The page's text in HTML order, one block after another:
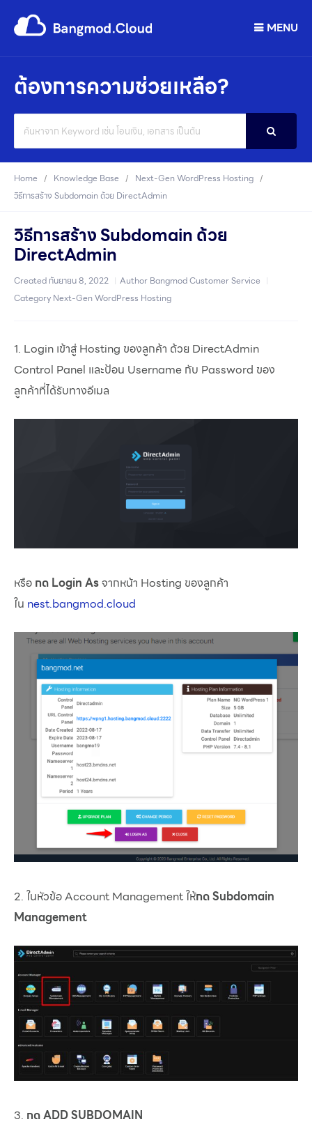
MENU
ต้องการความช่วยเหลือ?
For
Home Knowledge Base
Next-Gen WordPress Hosting
วิธีการสร้าง Subdomain ด้วย DirectAdmin
วิธีการสร้าง Subdomain ด้วย
DirectAdmin
Created กันยายน 8, 2022 Author Bangmod Customer Service
Category Next-Gen WordPress Hosting
1. Login เข้าสู่ Hosting ของลูกค้า ด้วย DirectAdmin
Control Panel และป้อน Username กับ Password ของ
ลูกค้าที่ได้รับทางอีเมล
หรือ กด Login Asจากหน้า Hosting ของลูกค้า
ใน nest.bangmod.cloud
2. ในหัวข้อ Account Management ให้กด Subdomain
Management
3. กด ADD SUBDOMAIN